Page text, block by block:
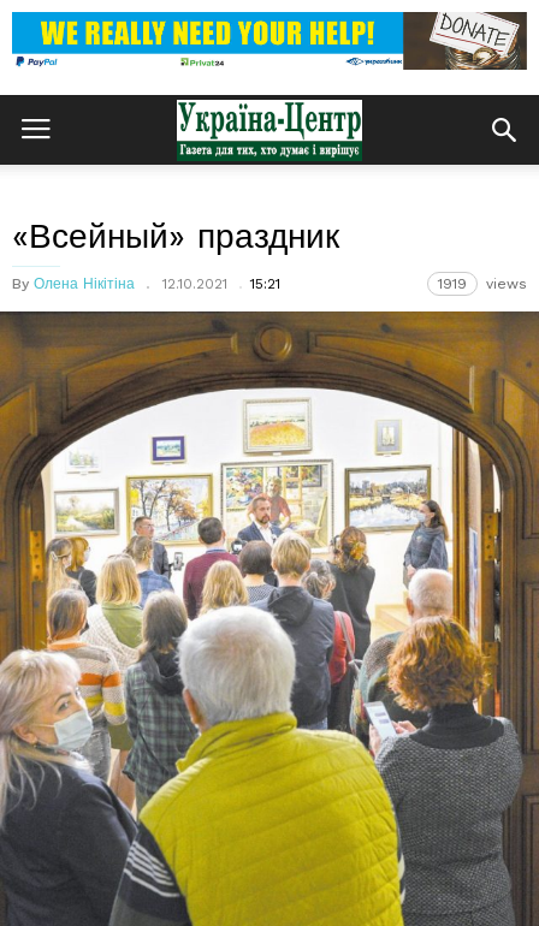
«Всейный» праздник
By Олена Нікітіна 12.10.2021 15:21 1919 views